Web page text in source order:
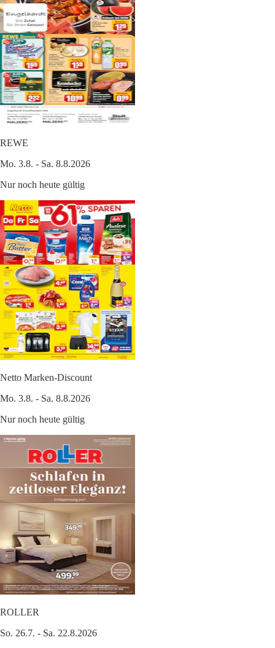
REWE
Mo. 3.8. - Sa. 8.8.2026
Nur noch heute gültig
Netto Marken-Discount
Mo. 3.8. - Sa. 8.8.2026
Nur noch heute gültig
ROLLER
So. 26.7. - Sa. 22.8.2026